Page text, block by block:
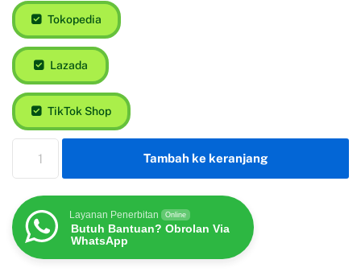
Tokopedia
Lazada
TikTok Shop
Tambah ke keranjang
Layanan Penerbitan Online
Butuh Bantuan? Obrolan Via
WhatsApp